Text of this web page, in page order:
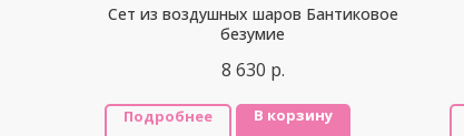
Сет из воздушных шаров Бантиковое
безумие
8 630 р.
Подробнее В корзину